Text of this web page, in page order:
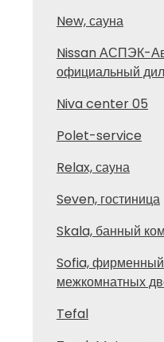
New, сауна
Nissan АСПЭК-
официальный
Niva center 05
Polet-service
Relax, сауна
Seven, гостиница
Skala, банный
Sofia,
межкомнатных
Tefal